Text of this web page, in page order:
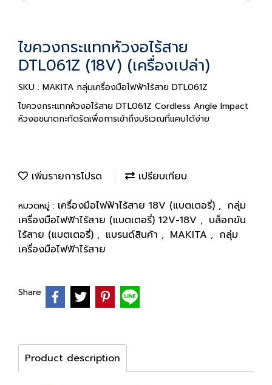
ไขควงกระแทกหัวงอไร้สาย
DTL061Z (18V) (เครื่องเปล่า)
SKU : MAKITA กลุ่มเครื่องมือไฟฟ้าไร้สาย DTL061Z
ไขควงกระแทกหัวงอไร้สาย DTL061Z Cordless Angle Impact
หัวงอขนาดกะทัดรัดเพื่อการเข้าถึงบริเวณที่แคบได้ง่าย
เพิ่มรายการโปรด เปรียบเทียบ
หมวดหมู่ : เครื่องมือไฟฟ้าไร้สาย 18V (แบตเตอรี่) , กลุ่ม
เครื่องมือไฟฟ้าไร้สาย (แบตเตอรี่) 12V-18V , บล็อกขัน
ไร้สาย (แบตเตอรี่) , แบรนด์สินค้า , MAKITA , กลุ่ม
เครื่องมือไฟฟ้าไร้สาย
Share
Product description